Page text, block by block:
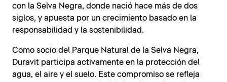
con la Selva Negra, donde nació hace más de dos
siglos, y apuesta por un crecimiento basado en la
responsabilidad y la sostenibilidad.
Como socio del Parque Natural de la Selva Negra,
Duravit participa activamente en la protección del
agua, el aire y el suelo. Este compromiso se refleja